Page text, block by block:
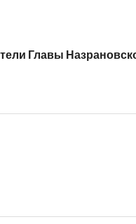
Главы